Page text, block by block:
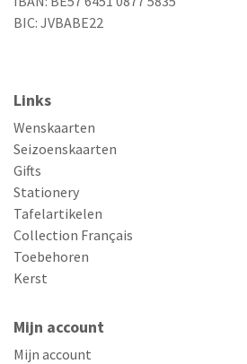
BIC: JVBABE22
Links
Wenskaarten
Seizoenskaarten
Gifts
Stationery
Tafelartikelen
Collection Français
Toebehoren
Kerst
Mijn account
Mijn account